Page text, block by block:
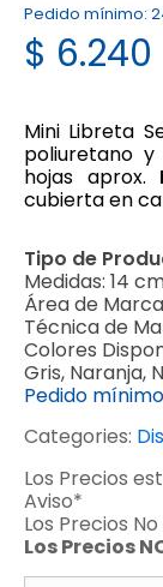
Pedido mínimo:
$ 6.240
Mini Libreta
poliuretano
hojas aprox.
cubierta en
Tipo de
Medidas: 14
Área de
Técnica de
Colores
Gris, Naranja,
Pedido
Categories:
Los Precios
Aviso*
Los Precios
Los Precios